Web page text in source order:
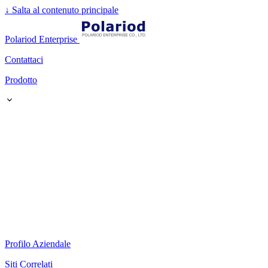
↓ Salta al contenuto principale
Polariod Enterprise
Contattaci
Prodotto
Profilo Aziendale
Siti Correlati